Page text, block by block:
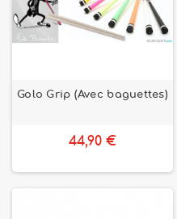
Golo Grip (Avec baguettes)
44,90 €